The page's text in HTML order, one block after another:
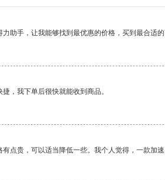
助手，让我能够找到最优惠的价格，买到最合适
，我下单后很快就能收到商品。
点贵，可以适当降低一些。我个人觉得，一款加